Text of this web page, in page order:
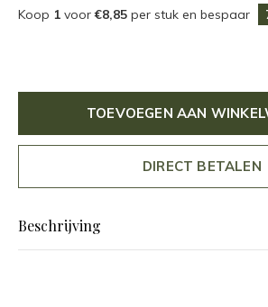
Koop 1 voor€8,85 per stuk en bespaar
TOEVOEGEN AAN
DIRECT BETALEN
Beschrijving